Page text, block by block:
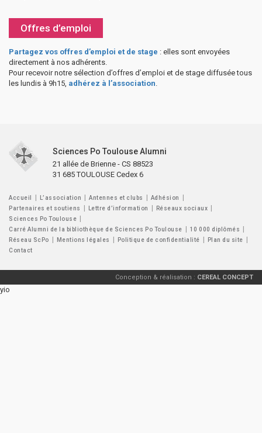
Offres d’emploi
Partagez vos offres d’emploi et de stage : elles sont envoyées
directement à nos adhérents.
Pour recevoir notre sélection d’offres d’emploi et de stage diffusée tous
les lundis à 9h15, adhérez à l’association
Sciences Po Toulouse Alumni
21 allée de Brienne - CS 88523
31 685 TOULOUSE Cedex 6
Accueil L’association Antennes et clubs
Adhésion
Partenaires et soutiens
Lettre d’information
Réseaux sociaux
Sciences Po Toulouse
Carré Alumni de la bibliothèque de Sciences Po Toulouse
10 000 diplômés
Réseau ScPo
Mentions légales Politique de confidentialité
Plan du site
Contact
Conception & réalisation : CEREAL CONCEPT
yio